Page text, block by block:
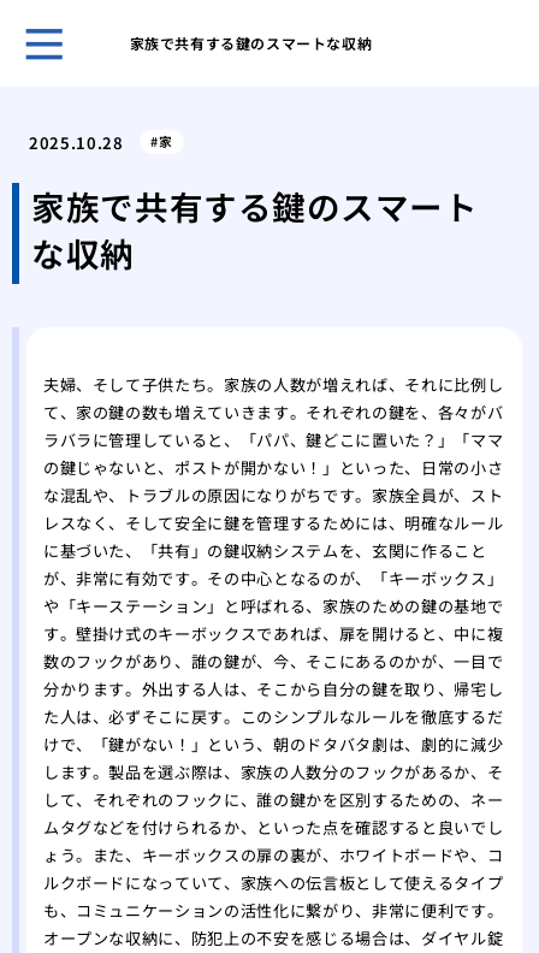
家族で共有する鍵のスマートな収納
自
タ
鍵
2025.10.28 家
家族で共有する鍵のスマート
な収納
夫婦、そして子供たち。家族の人数が増えれば、それに比例し
て、家の鍵の数も増えていきます。それぞれの鍵を、各々がバ
ラバラに管理していると、「パパ、鍵どこに置いた？」「ママ
の鍵じゃないと、ポストが開かない！」といった、日常の小さ
な混乱や、トラブルの原因になりがちです。家族全員が、スト
レスなく、そして安全に鍵を管理するためには、明確なルール
に基づいた、「共有」の鍵収納システムを、玄関に作ること
が、非常に有効です。その中心となるのが、「キーボックス」
や「キーステーション」と呼ばれる、家族のための鍵の基地で
す。壁掛け式のキーボックスであれば、扉を開けると、中に複
数のフックがあり、誰の鍵が、今、そこにあるのかが、一目で
分かります。外出する人は、そこから自分の鍵を取り、帰宅し
た人は、必ずそこに戻す。このシンプルなルールを徹底するだ
けで、「鍵がない！」という、朝のドタバタ劇は、劇的に減少
します。製品を選ぶ際は、家族の人数分のフックがあるか、そ
して、それぞれのフックに、誰の鍵かを区別するための、ネー
ムタグなどを付けられるか、といった点を確認すると良いでし
ょう。また、キーボックスの扉の裏が、ホワイトボードや、コ
ルクボードになっていて、家族への伝言板として使えるタイプ
も、コミュニケーションの活性化に繋がり、非常に便利です。
オープンな収納に、防犯上の不安を感じる場合は、ダイヤル錠